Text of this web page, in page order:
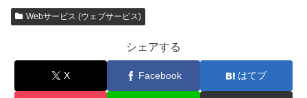
Webサービス (ウェブサービス)
シェアする
X Facebook はてブ